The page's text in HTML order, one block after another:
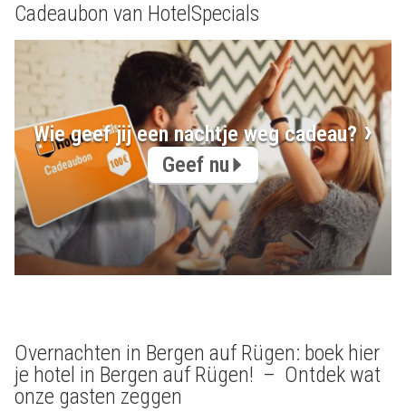
Cadeaubon van HotelSpecials
Wie geef jij een nachtje weg cadeau?
Geef nu
Overnachten in Bergen auf Rügen: boek hier
je hotel in Bergen auf Rügen! – Ontdek wat
onze gasten zeggen